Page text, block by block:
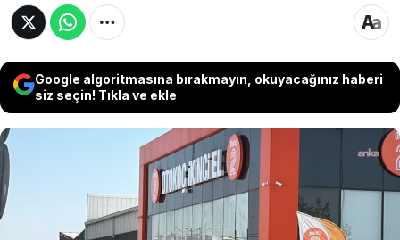
Google algoritmasına bırakmayın, okuyacağınız haberi
siz seçin! Tıkla ve ekle
Sabah saatlerinde Koç Holding bünyesindeki
Otokoç firmasının Diyarbakır'daki bayisine
silahlı saldırı düzenlendi. Ayrıca yine Koç